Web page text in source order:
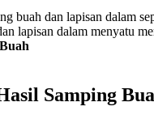
buah dan lapisan dalam
lapisan dalam menyatu
Samping